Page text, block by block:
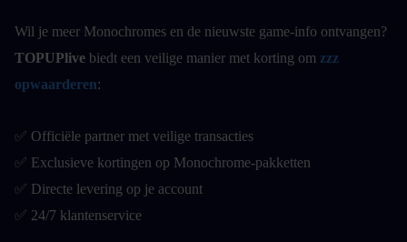
Wil je meer Monochromes en de nieuwste game-info ontvangen?
TOPUPlive biedt een veilige manier met korting om zzz
opwaarderen:
✅ Officiële partner met veilige transacties
✅ Exclusieve kortingen op Monochrome-pakketten
✅ Directe levering op je account
✅ 24/7 klantenservice